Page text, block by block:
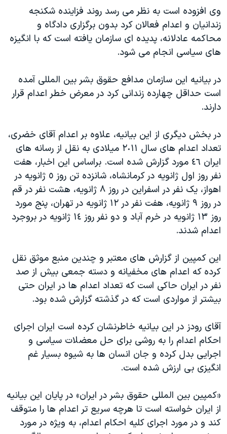
وی افزوده است به نظر می رسد روند فزاینده شکنجه
زندانیان و اعدام فعالان کرد بدون برگزاری دادگاه و
محاکمه عادلانه، پدیده ای سازمان یافته است که با انگیزه
های سیاسی انجام می شود.
در بیانیه این سازمان مدافع حقوق بشر بین المللی آمده
است حداقل چهارده زندانی کرد در معرض خطر اعدام قرار
دارند.
در بخش دیگری از این بیانیه، علاوه بر اعدام آقای خضری،
تعداد اعدام های سال ٢٠١١ میلادی به نقل از رسانه های
ایران ٤٦ مورد گزارش شده است. براساس این اخبار، هفت
نفر روز اول ژانویه در کرمانشاه، شانزده تن روز ٥ ژانویه در
اهواز، یک نفر در اسفراین در روز ٨ ژانویه، هشت نفر در قم
در روز ٩ ژانویه، هفت نفر در ١٢ ژانویه در تهران، پنج مورد
روز ١٣ ژانویه در خرم آباد و دو نفر روز ١٤ ژانویه در بروجرد
اعدام شدند.
این کمپین از گزارش های معتبر و چندین منبع موثق نقل
کرده که اعدام های مخفیانه و دسته جمعی بیش از صد
نفر در ایران حاکی است که تعداد اعدام ها در ایران حتی
بیشتر از مواردی است که در گذشته گزارش شده بود.
آقای رودز در این بیانیه خاطرنشان کرده است ایران اجرای
احکام اعدام را به روشی برای حل معضلات سیاسی و
اجرایی بدل کرده و جان انسان ها به شیوه بسیار غم
انگیزی بی ارزش شده است.
«کمپین بین المللی حقوق بشر در ایران» در پایان این بیانیه
از ایران خواسته است تا هرچه سریع تر اعدام ها را متوقف
کند و در مورد اجرای کلیه احکام اعدام، به ویژه در مورد